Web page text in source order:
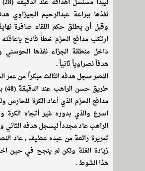
نفذها ببراعة عبدالرحيم الجيزاوي
وقبل أن يطلق حكم اللقاء صافرة
ارتكب مدافع الحزم خطأ فادح بإعاقته
داخل منطقة الجزاء نفذها الحوسني
هدفاً نصراوياً ثانياً .
النصر سجل هدفه الثالث مبكراً من عمر
طريق
مدافع الحزم الذي أعاد الكرة للحارس
اسرع والذي بدوره غير أتجاه الكرة
الراهب عاد مجدداً ليسجل هدفه الثاني
تمريرة رائعة من عبده عطيف , عاد
زيادة الغلة ولكن لم ينجح في حين
هذا الشوط .